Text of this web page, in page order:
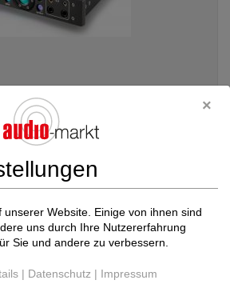
headphone amp Demo...
Website. Einige von ihnen sind
uns durch Ihre Nutzererfahrung
Sie und andere zu verbessern.
| Datenschutz | Impressum